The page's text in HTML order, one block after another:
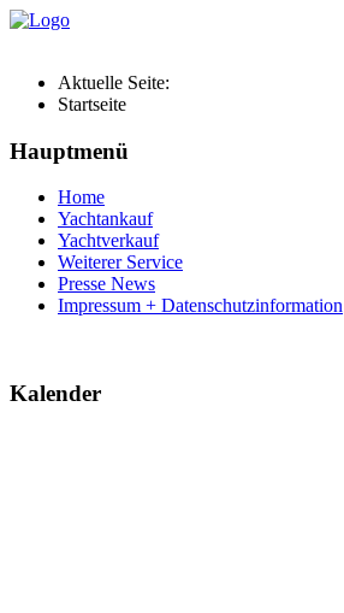
Aktuelle Seite:
Startseite
Hauptmenü
Home
Yachtankauf
Yachtverkauf
Weiterer Service
Presse News
Impressum + Datenschutzinformation
Kalender